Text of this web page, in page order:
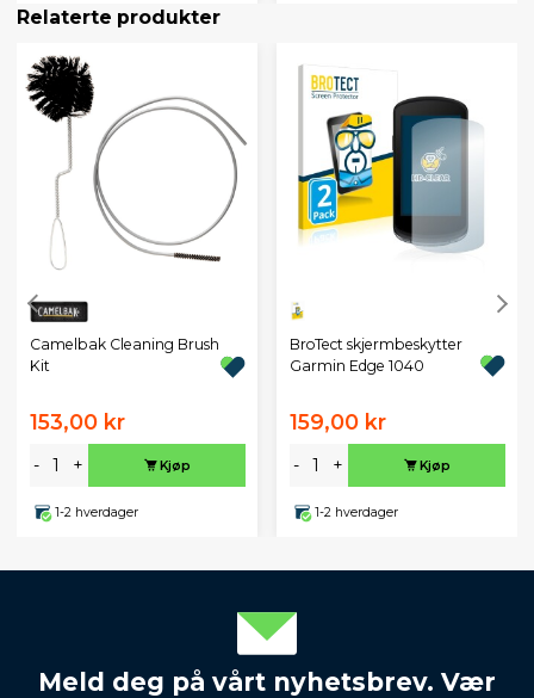
Relaterte produkter
Camelbak Cleaning Brush
Kit
153,00 kr
- + Kjøp
1-2 hverdager
BroTect skjermbeskytter
Garmin Edge 1040
159,00 kr
- + Kjøp
1-2 hverdager
Meld deg på vårt nyhetsbrev. Vær